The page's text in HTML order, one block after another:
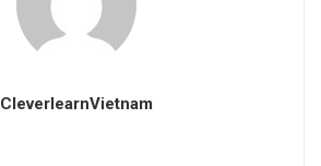
CleverlearnVietnam